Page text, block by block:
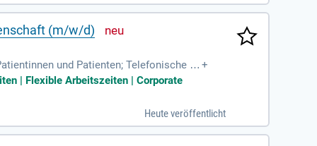
(m/w/d)
und Patienten; Telefonische un
Sprechstunden
+
| Flexible Arbeitszeiten | Corporate
Heute veröffentlicht